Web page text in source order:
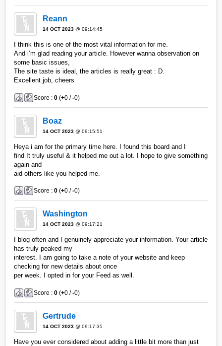
Reann
14 OCT 2023 @ 09:14:45
I think this is one of the most vital information for me.
And i’m glad reading your article. However wanna observation on
some basic issues,
The site taste is ideal, the articles is really great : D.
Excellent job, cheers
Score :0 (+0 /-0)
Boaz
14 OCT 2023 @ 09:15:51
Heya i am for the primary time here. I found this board and I
find It truly useful & it helped me out a lot. I hope to give something
again and
aid others like you helped me.
Score :0 (+0 /-0)
Washington
14 OCT 2023 @ 09:17:21
I blog often and I genuinely appreciate your information. Your article
has truly peaked my
interest. I am going to take a note of your website and keep
checking for new details about once
per week. I opted in for your Feed as well.
Score :0 (+0 /-0)
Gertrude
14 OCT 2023 @ 09:17:35
Have you ever considered about adding a little bit more than just